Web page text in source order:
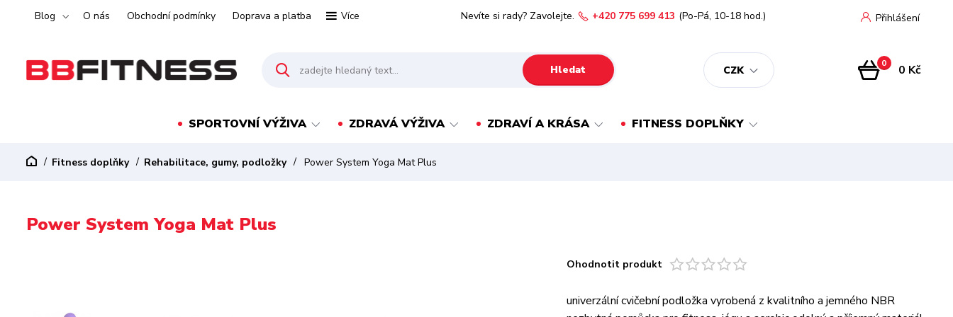
Blog O nás Obchodní podmínky Doprava a platba Více
CZK
Přihlášení
Hledat
Nevíte si rady? Zavolejte. +420 775 699 413 (Po-Pá, 10-18 hod.)
0 0 Kč
SPORTOVNÍ VÝŽIVA ZDRAVÁ VÝŽIVA ZDRAVÍ A KRÁSA FITNESS DOPLŇKY
Fitness doplňky Rehabilitace, gumy, podložky Power System Yoga Mat Plus
Power System Yoga Mat Plus
Ohodnotit produkt
univerzální cvičební podložka vyrobená z kvalitního a jemného NBR